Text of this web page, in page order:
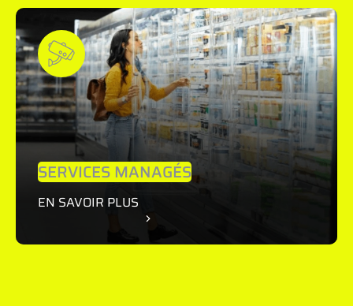
SERVICES MANAGÉS
EN SAVOIR PLUS